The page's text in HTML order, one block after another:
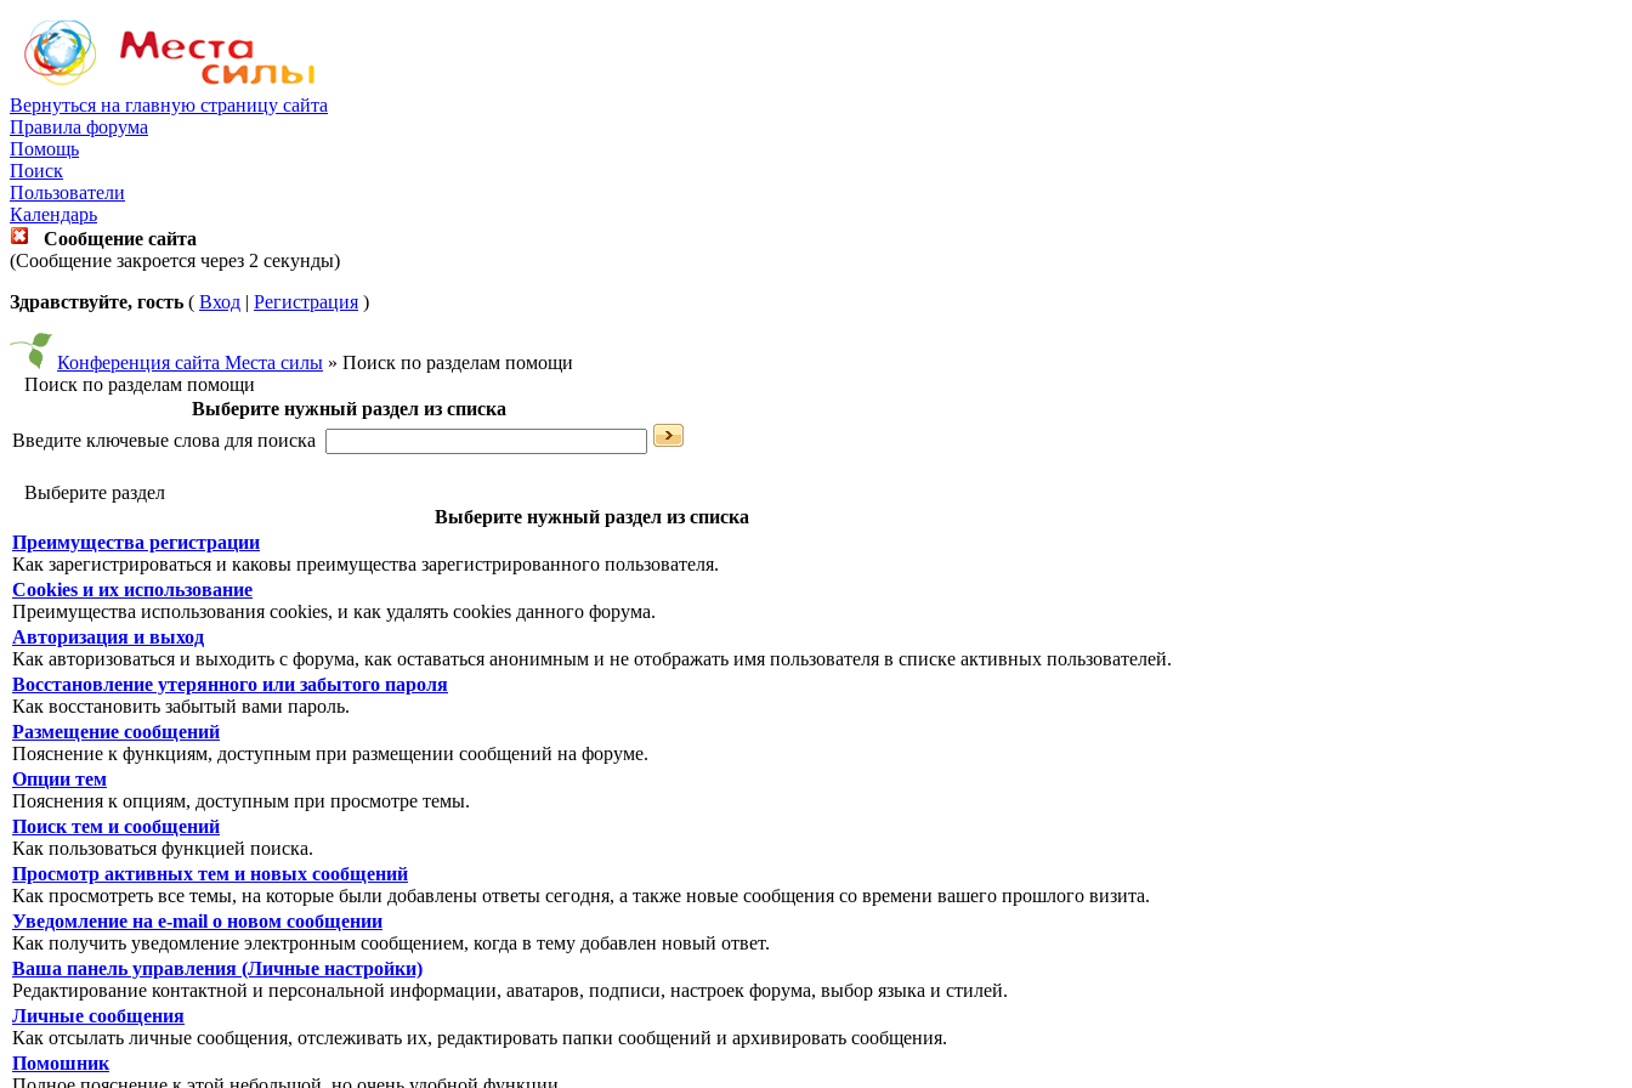
Вернуться на главную страницу сайта
Правила форума
Помощь
Поиск
Пользователи
Календарь
Сообщение сайта
(Сообщение закроется через 2 секунды)
Здравствуйте, гость ( Вход | Регистрация )
Конференция сайта Места силы » Поиск по разделам помощи
Поиск по разделам помощи
Выберите нужный раздел из списка
Введите ключевые слова для поиска
Выберите раздел
Выберите нужный раздел из списка
Преимущества регистрации
Как зарегистрироваться и каковы преимущества зарегистрированного пользователя.
Cookies и их использование
Преимущества использования cookies, и как удалять cookies данного форума.
Авторизация и выход
Как авторизоваться и выходить с форума, как оставаться анонимным и не отображать имя пользователя в списке активных пользователей.
Восстановление утерянного или забытого пароля
Как восстановить забытый вами пароль.
Размещение сообщений
Пояснение к функциям, доступным при размещении сообщений на форуме.
Опции тем
Пояснения к опциям, доступным при просмотре темы.
Поиск тем и сообщений
Как пользоваться функцией поиска.
Просмотр активных тем и новых сообщений
Как просмотреть все темы, на которые были добавлены ответы сегодня, а также новые сообщения со времени вашего прошлого визита.
Уведомление на е-mail о новом сообщении
Как получить уведомление электронным сообщением, когда в тему добавлен новый ответ.
Ваша панель управления (Личные настройки)
Редактирование контактной и персональной информации, аватаров, подписи, настроек форума, выбор языка и стилей.
Личные сообщения
Как отсылать личные сообщения, отслеживать их, редактировать папки сообщений и архивировать сообщения.
Помошник